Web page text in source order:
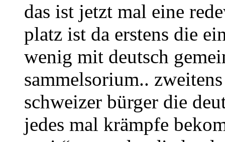
das ist jetzt mal eine
platz ist da erstens die
wenig mit deutsch
sammelsorium..
schweizer bürger die
jedes mal krämpfe